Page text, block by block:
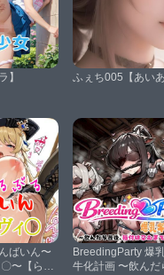
】 ふぇち005【あいあ
ばいん〜
〜【らい
BreedingParty 爆乳ギャルの雌乳
牛化計画 〜飲んだら最後、種付け